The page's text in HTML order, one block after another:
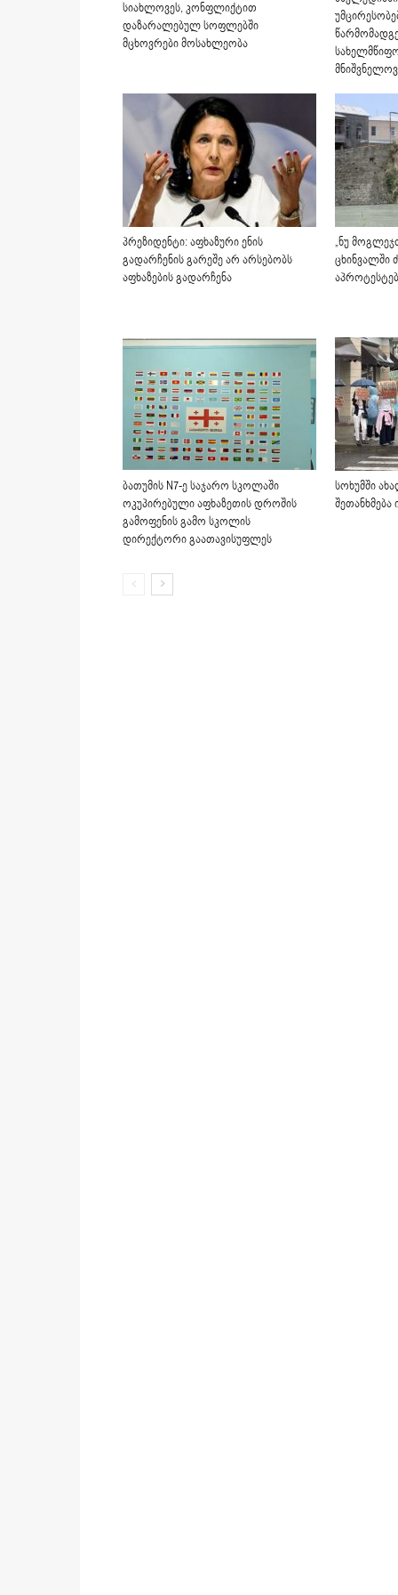
სიახლოვეს, კონფლიქტით
დაზარალებულ სოფლებში
მცხოვრები მოსახლეობა
პრეზიდენტი: აფხაზური ენის
გადარჩენის გარეშე არ არსებობს
აფხაზების გადარჩენა
„ნუ
ცხინვალში
ბათუმის N7-ე საჯარო სკოლაში
ოკუპირებული აფხაზეთის დროშის
გამოფენის გამო სკოლის
დირექტორი გაათავისუფლეს
სოხუმში
შეთანხმება